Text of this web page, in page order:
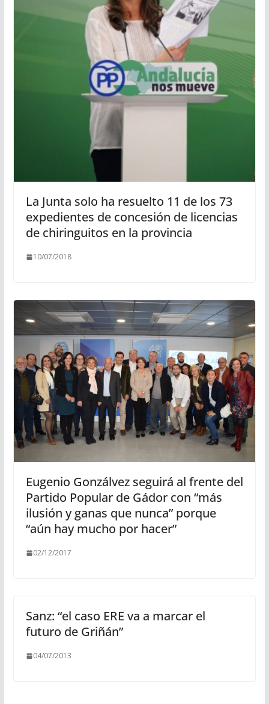
La Junta solo ha resuelto 11 de los 73
expedientes de concesión de licencias
de chiringuitos en la provincia
10/07/2018
Eugenio Gonzálvez seguirá al frente del
Partido Popular de Gádor con “más
ilusión y ganas que nunca” porque
“aún hay mucho por hacer”
02/12/2017
Sanz: “el caso ERE va a marcar el
futuro de Griñán”
04/07/2013